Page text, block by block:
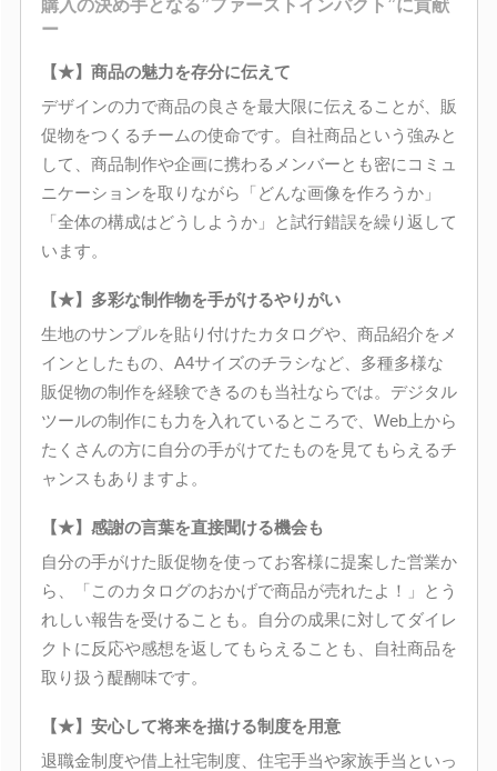
購入の決め手となる”ファーストインパクト”に貢献
ー
【★】商品の魅力を存分に伝えて
デザインの力で商品の良さを最大限に伝えることが、販
促物をつくるチームの使命です。自社商品という強みと
して、商品制作や企画に携わるメンバーとも密にコミュ
ニケーションを取りながら「どんな画像を作ろうか」
「全体の構成はどうしようか」と試行錯誤を繰り返して
います。
【★】多彩な制作物を手がけるやりがい
生地のサンプルを貼り付けたカタログや、商品紹介をメ
インとしたもの、A4サイズのチラシなど、多種多様な
販促物の制作を経験できるのも当社ならでは。デジタル
ツールの制作にも力を入れているところで、Web上から
たくさんの方に自分の手がけてたものを見てもらえるチ
ャンスもありますよ。
【★】感謝の言葉を直接聞ける機会も
自分の手がけた販促物を使ってお客様に提案した営業か
ら、「このカタログのおかげで商品が売れたよ！」とう
れしい報告を受けることも。自分の成果に対してダイレ
クトに反応や感想を返してもらえることも、自社商品を
取り扱う醍醐味です。
【★】安心して将来を描ける制度を用意
退職金制度や借上社宅制度、住宅手当や家族手当といっ